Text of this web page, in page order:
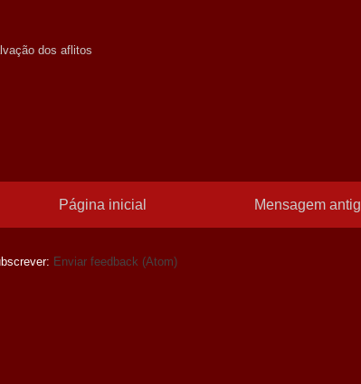
dos aflitos
Mensagem
Página inicial
Enviar feedback (Atom)